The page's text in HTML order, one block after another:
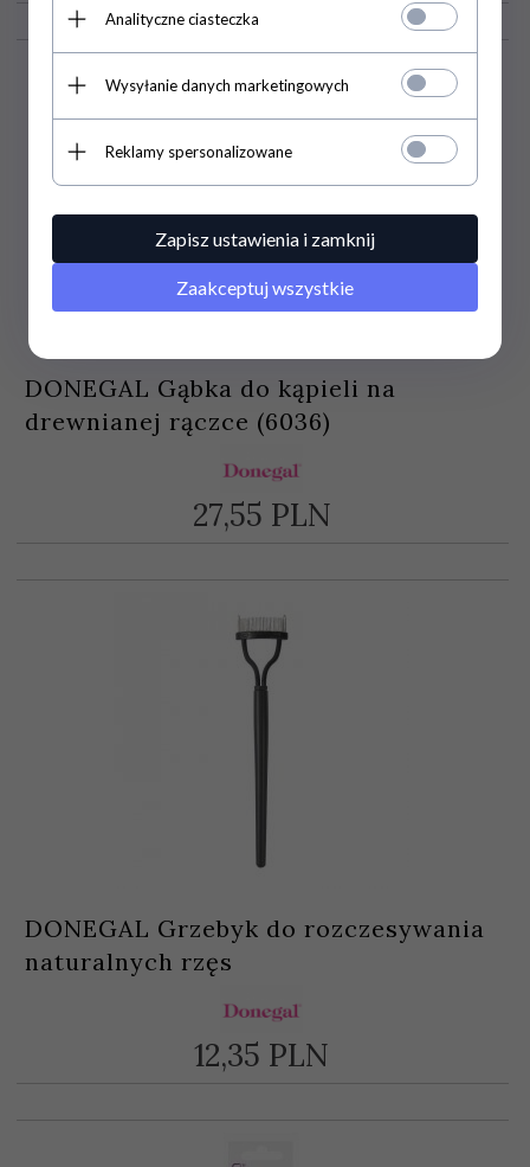
DONEGAL Gąbka do kąpieli na
drewnianej rączce (6036)
27,55 PLN
DONEGAL Grzebyk do rozczesywania
naturalnych rzęs
12,35 PLN
Analityczne ciasteczka
Wysyłanie danych marketingowych
Reklamy spersonalizowane
Zapisz ustawienia i zamknij
Zaakceptuj wszystkie